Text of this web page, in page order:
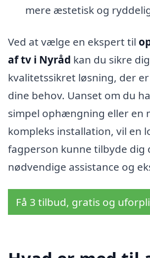
mere æstetisk og
Ved at vælge en ekspert til
af tv i Nyråd kan du sikre
kvalitetssikret løsning, der
dine behov. Uanset om du
simpel ophængning eller en
kompleks installation, vil en
fagperson kunne tilbyde dig
nødvendige assistance og
Få 3 tilbud, gratis og